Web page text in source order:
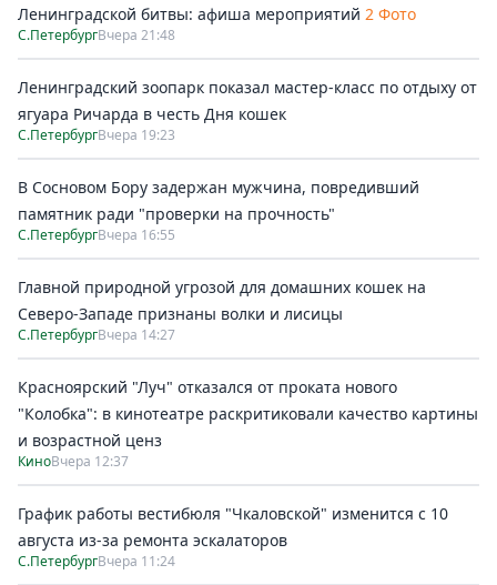
Ленинградской битвы: афиша мероприятий 2 Фото
С.ПетербургВчера 21:48
Ленинградский зоопарк показал мастер-класс по отдыху от
ягуара Ричарда в честь Дня кошек
С.ПетербургВчера 19:23
В Сосновом Бору задержан мужчина, повредивший
памятник ради "проверки на прочность"
С.ПетербургВчера 16:55
Главной природной угрозой для домашних кошек на
Северо-Западе признаны волки и лисицы
С.ПетербургВчера 14:27
Красноярский "Луч" отказался от проката нового
"Колобка": в кинотеатре раскритиковали качество картины
и возрастной ценз
КиноВчера 12:37
График работы вестибюля "Чкаловской" изменится с 10
августа из-за ремонта эскалаторов
С.ПетербургВчера 11:24